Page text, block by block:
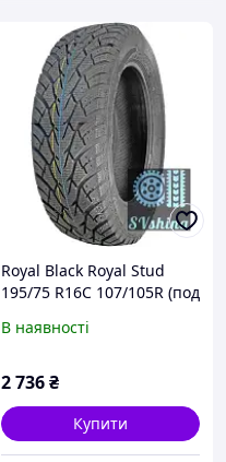
Royal Black Royal Stud
195/75 R16C 107/105R (под
В наявності
2 736₴
Купити